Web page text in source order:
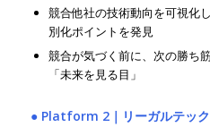
競合他社の技術動向を可視化
別化ポイントを発見
競合が気づく前に、次の勝ち
「未来を見る目」
● Platform 2｜リーガルテッ